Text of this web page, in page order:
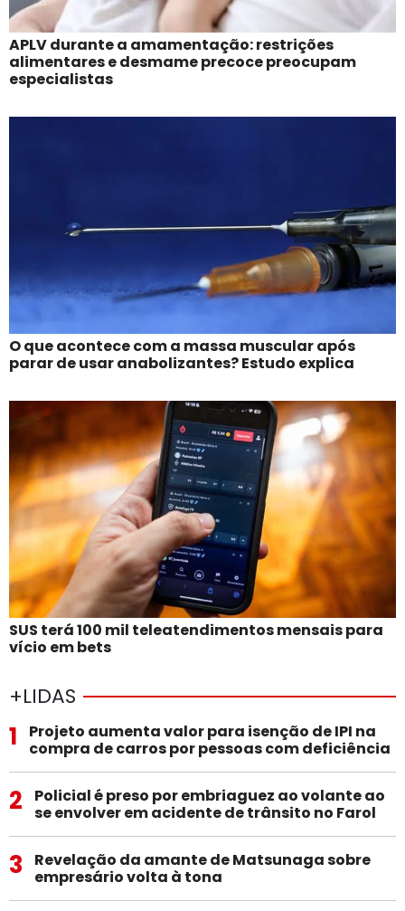
APLV durante a amamentação: restrições
alimentares e desmame precoce preocupam
especialistas
O que acontece com a massa muscular após
parar de usar anabolizantes? Estudo explica
SUS terá 100 mil teleatendimentos mensais para
vício em bets
+LIDAS
1
Projeto aumenta valor para isenção de IPI na
compra de carros por pessoas com deficiência
2
Policial é preso por embriaguez ao volante ao
se envolver em acidente de trânsito no Farol
3
Revelação da amante de Matsunaga sobre
empresário volta à tona